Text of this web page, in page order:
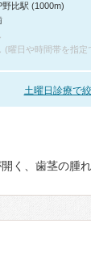
野比駅 (1000m)
(曜日や時間帯を指定
土曜日診療で
く、歯茎の腫